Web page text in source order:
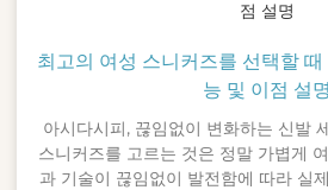
사의 전체적인 분위기를 잘 보여줍니다
데 전념합니다. 이 시장에 진출하려면,
서 적합한 제조업체를 선택하는 것이
최고의 여성 스니커즈를 선택할
능 및 이점 설명
아시다시피, 끊임없이 변화하는 신발
스니커즈를 고르는 것은 정말 가볍게
과 기술이 끊임없이 발전함에 따라 실